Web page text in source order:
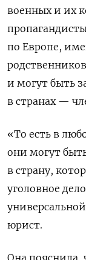
военных и их
по Европе,
и могут быть
в странах —
«То есть в
они могут
в страну,
уголовное
юрист.